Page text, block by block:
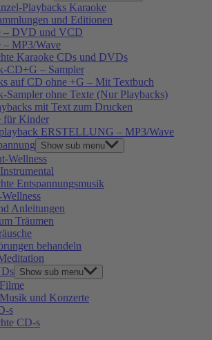
Playbacks Karaoke
und Editionen
– DVD und VCD
– MP3/Wave
Karaoke CDs und DVDs
CD+G – Sampler
auf CD ohne +G – Mit Textbuch
Sampler ohne Texte (Nur Playbacks)
mit Text zum Drucken
für Kinder
ERSTELLUNG – MP3/Wave
Show sub menu
Wellness
Entspannungsmusik
Anleitungen
Träumen
behandeln
Show sub menu
und Konzerte
s
CD-s